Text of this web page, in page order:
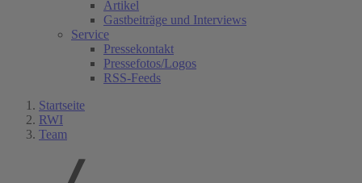
Artikel
Gastbeiträge und Interviews
Service
Pressekontakt
Pressefotos/Logos
RSS-Feeds
Startseite
RWI
Team